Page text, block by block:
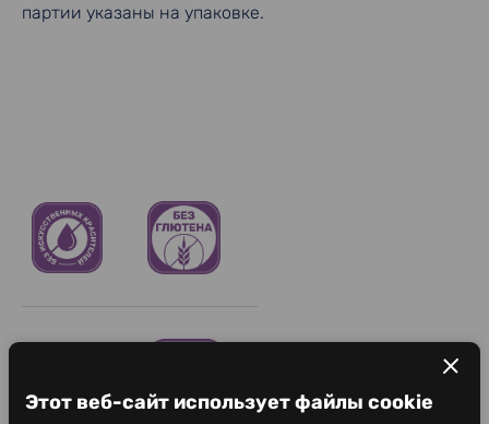
Этот веб-сайт использует файлы cookie
партии указаны на упаковке.